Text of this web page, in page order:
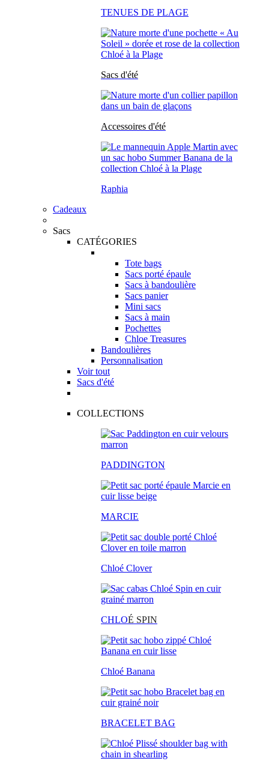
TENUES DE PLAGE
Sacs d'été
Accessoires d'été
Raphia
Cadeaux
Sacs
CATÉGORIES
Tote bags
Sacs porté épaule
Sacs à bandoulière
Sacs panier
Mini sacs
Sacs à main
Pochettes
Chloe Treasures
Bandoulières
Personnalisation
Voir tout
Sacs d'été
COLLECTIONS
PADDINGTON
MARCIE
Chloé Clover
CHLOÉ SPIN
Chloé Banana
BRACELET BAG